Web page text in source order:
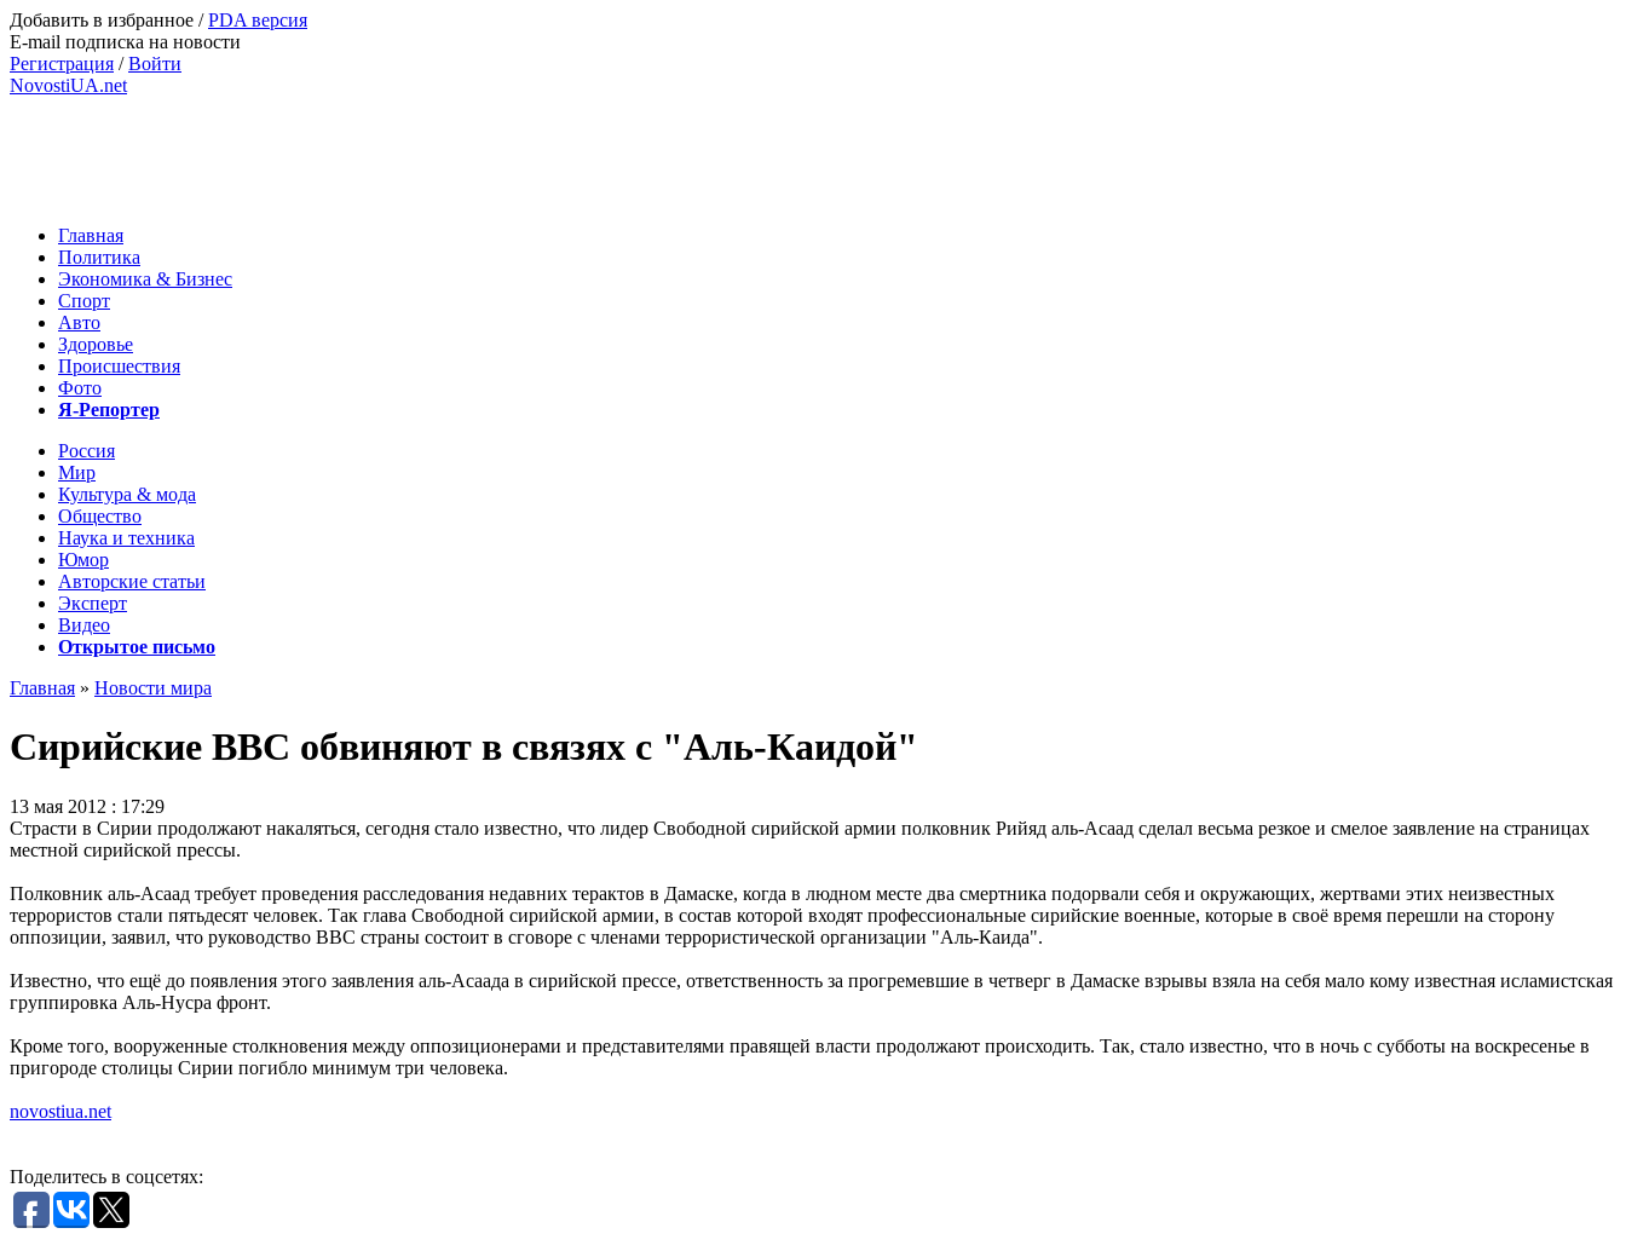
Добавить в избранное /PDA версия
E-mail подписка на новости
Регистрация /Войти
NovostiUA.net
Главная
Политика
Экономика & Бизнес
Спорт
Авто
Здоровье
Происшествия
Фото
Я-Репортер
Россия
Мир
Культура & мода
Общество
Наука и техника
Юмор
Авторские статьи
Эксперт
Видео
Открытое письмо
Главная » Новости мира
Сирийские ВВС обвиняют в связях с "Аль-Каидой"
13 мая 2012 : 17:29
Страсти в Сирии продолжают накаляться, сегодня стало известно, что лидер Свободной сирийской армии полковник Рийяд аль-Асаад сделал весьма резкое и смелое заявление на страницах
местной сирийской прессы.
Полковник аль-Асаад требует проведения расследования недавних терактов в Дамаске, когда в людном месте два смертника подорвали себя и окружающих, жертвами этих неизвестных
террористов стали пятьдесят человек. Так глава Свободной сирийской армии, в состав которой входят профессиональные сирийские военные, которые в своё время перешли на сторону
оппозиции, заявил, что руководство ВВС страны состоит в сговоре с членами террористической организации "Аль-Каида".
Известно, что ещё до появления этого заявления аль-Асаада в сирийской прессе, ответственность за прогремевшие в четверг в Дамаске взрывы взяла на себя мало кому известная исламистская
группировка Аль-Нусра фронт.
Кроме того, вооруженные столкновения между оппозиционерами и представителями правящей власти продолжают происходить. Так, стало известно, что в ночь с субботы на воскресенье в
пригороде столицы Сирии погибло минимум три человека.
novostiua.net
Поделитесь в соцсетях: